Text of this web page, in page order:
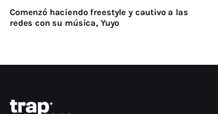
Comenzó haciendo freestyle y cautivo a las
redes con su música, Yuyo